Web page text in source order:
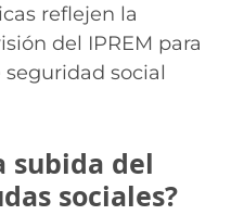
reflejen la
del IPREM para
social
subida del
sociales?